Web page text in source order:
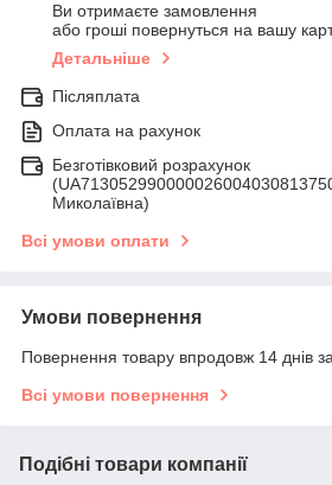
Ви отримаєте замовлення
або гроші повернуться на вашу
Детальніше
Післяплата
Оплата на рахунок
Безготівковий розрахунок
Миколаївна)
Всі умови оплати
Умови повернення
Повернення товару впродовж 14 днів
Всі умови повернення
Подібні товари компанії